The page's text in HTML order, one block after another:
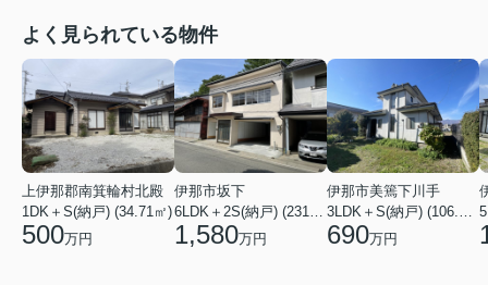
よく見られている物件
上伊那郡南箕輪村北殿
1DK＋S(納戸) (34.71㎡)
500万円
伊那市坂下
6LDK＋2S(納戸) (231.83㎡)
1,580万円
伊那市美篶下川手
3LDK＋S(納戸) (106.50㎡)
690万円